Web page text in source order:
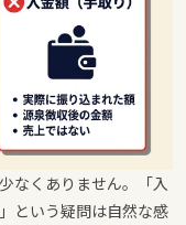
なくありません。「入
という疑問は自然な感